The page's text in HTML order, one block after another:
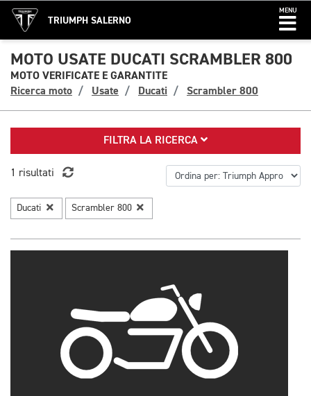
TRIUMPH SALERNO
MENU
MOTO USATE DUCATI SCRAMBLER 800
MOTO VERIFICATE E GARANTITE
Ricerca moto
Usate Ducati Scrambler 800
FILTRA LA RICERCA
1 risultati
Ducati Scrambler 800